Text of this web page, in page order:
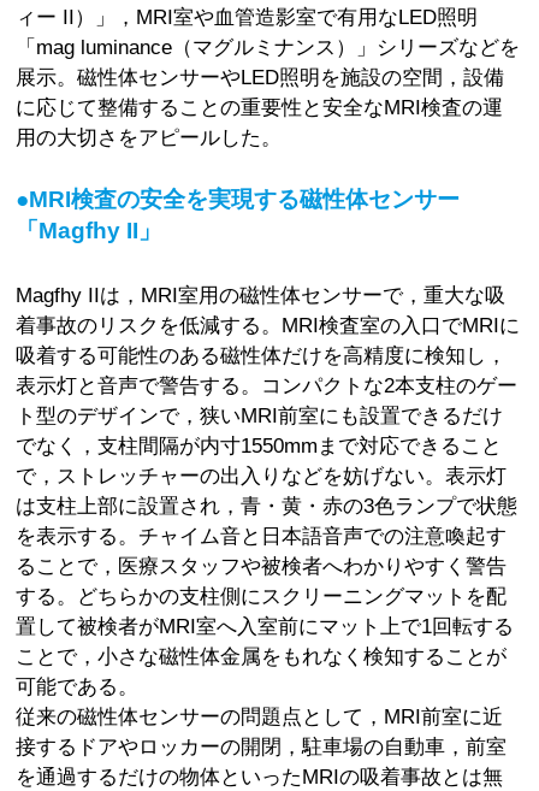
ィー II）」，MRI室や血管造影室で有用なLED照明
「mag luminance（マグルミナンス）」シリーズなどを
展示。磁性体センサーやLED照明を施設の空間，設備
に応じて整備することの重要性と安全なMRI検査の運
用の大切さをアピールした。
●MRI検査の安全を実現する磁性体センサー
「Magfhy II」
Magfhy IIは，MRI室用の磁性体センサーで，重大な吸
着事故のリスクを低減する。MRI検査室の入口でMRIに
吸着する可能性のある磁性体だけを高精度に検知し，
表示灯と音声で警告する。コンパクトな2本支柱のゲー
ト型のデザインで，狭いMRI前室にも設置できるだけ
でなく，支柱間隔が内寸1550mmまで対応できること
で，ストレッチャーの出入りなどを妨げない。表示灯
は支柱上部に設置され，青・黄・赤の3色ランプで状態
を表示する。チャイム音と日本語音声での注意喚起す
ることで，医療スタッフや被検者へわかりやすく警告
する。どちらかの支柱側にスクリーニングマットを配
置して被検者がMRI室へ入室前にマット上で1回転する
ことで，小さな磁性体金属をもれなく検知することが
可能である。
従来の磁性体センサーの問題点として，MRI前室に近
接するドアやロッカーの開閉，駐車場の自動車，前室
を通過するだけの物体といったMRIの吸着事故とは無